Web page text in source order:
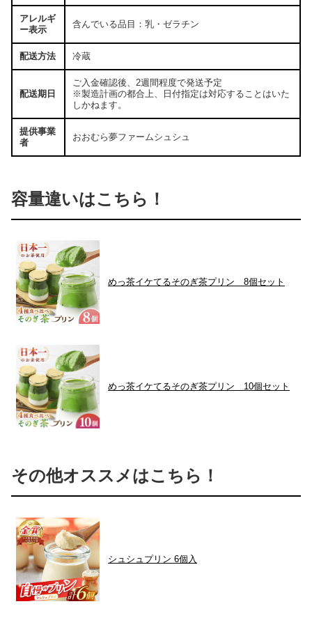
アレルギ
ー表示
含んでいる品目：乳・ゼラチン
配送方法 冷蔵
配送期日
ご入金確認後、2週間程度で発送予定
※製造計画の都合上、日付指定は対応することはいた
しかねます。
提供事業
者
おおむら夢ファームシュシュ
容量違いはこちら！
めっ茶イケてるそのぎ茶プリン 8個セット
めっ茶イケてるそのぎ茶プリン 10個セット
その他オススメはこちら！
シュシュプリン 6個入